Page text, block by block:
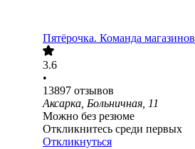
Пятёрочка. Команда магазинов
3.6
•
13897 отзывов
Аксарка, Больничная, 11
Можно без резюме
Откликнитесь среди первых
Откликнуться